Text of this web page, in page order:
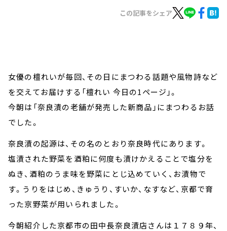
TBS Podcast
お知らせ
イベント・グッズ
会社情報
この記事をシェア
女優の檀れいが毎回、その日にまつわる話題や風物詩など
を交えてお届けする「檀れい 今日の1ページ」。
今朝は「奈良漬の老舗が発売した新商品」にまつわるお話
でした。
奈良漬の起源は、その名のとおり奈良時代にあります。
塩漬された野菜を酒粕に何度も漬けかえることで塩分を
ぬき、酒粕のうま味を野菜にとじ込めていく、お漬物で
す。うりをはじめ、きゅうり、すいか、なすなど、京都で育
った京野菜が用いられました。
今朝紹介した京都市の田中長奈良漬店さんは１７８９年、